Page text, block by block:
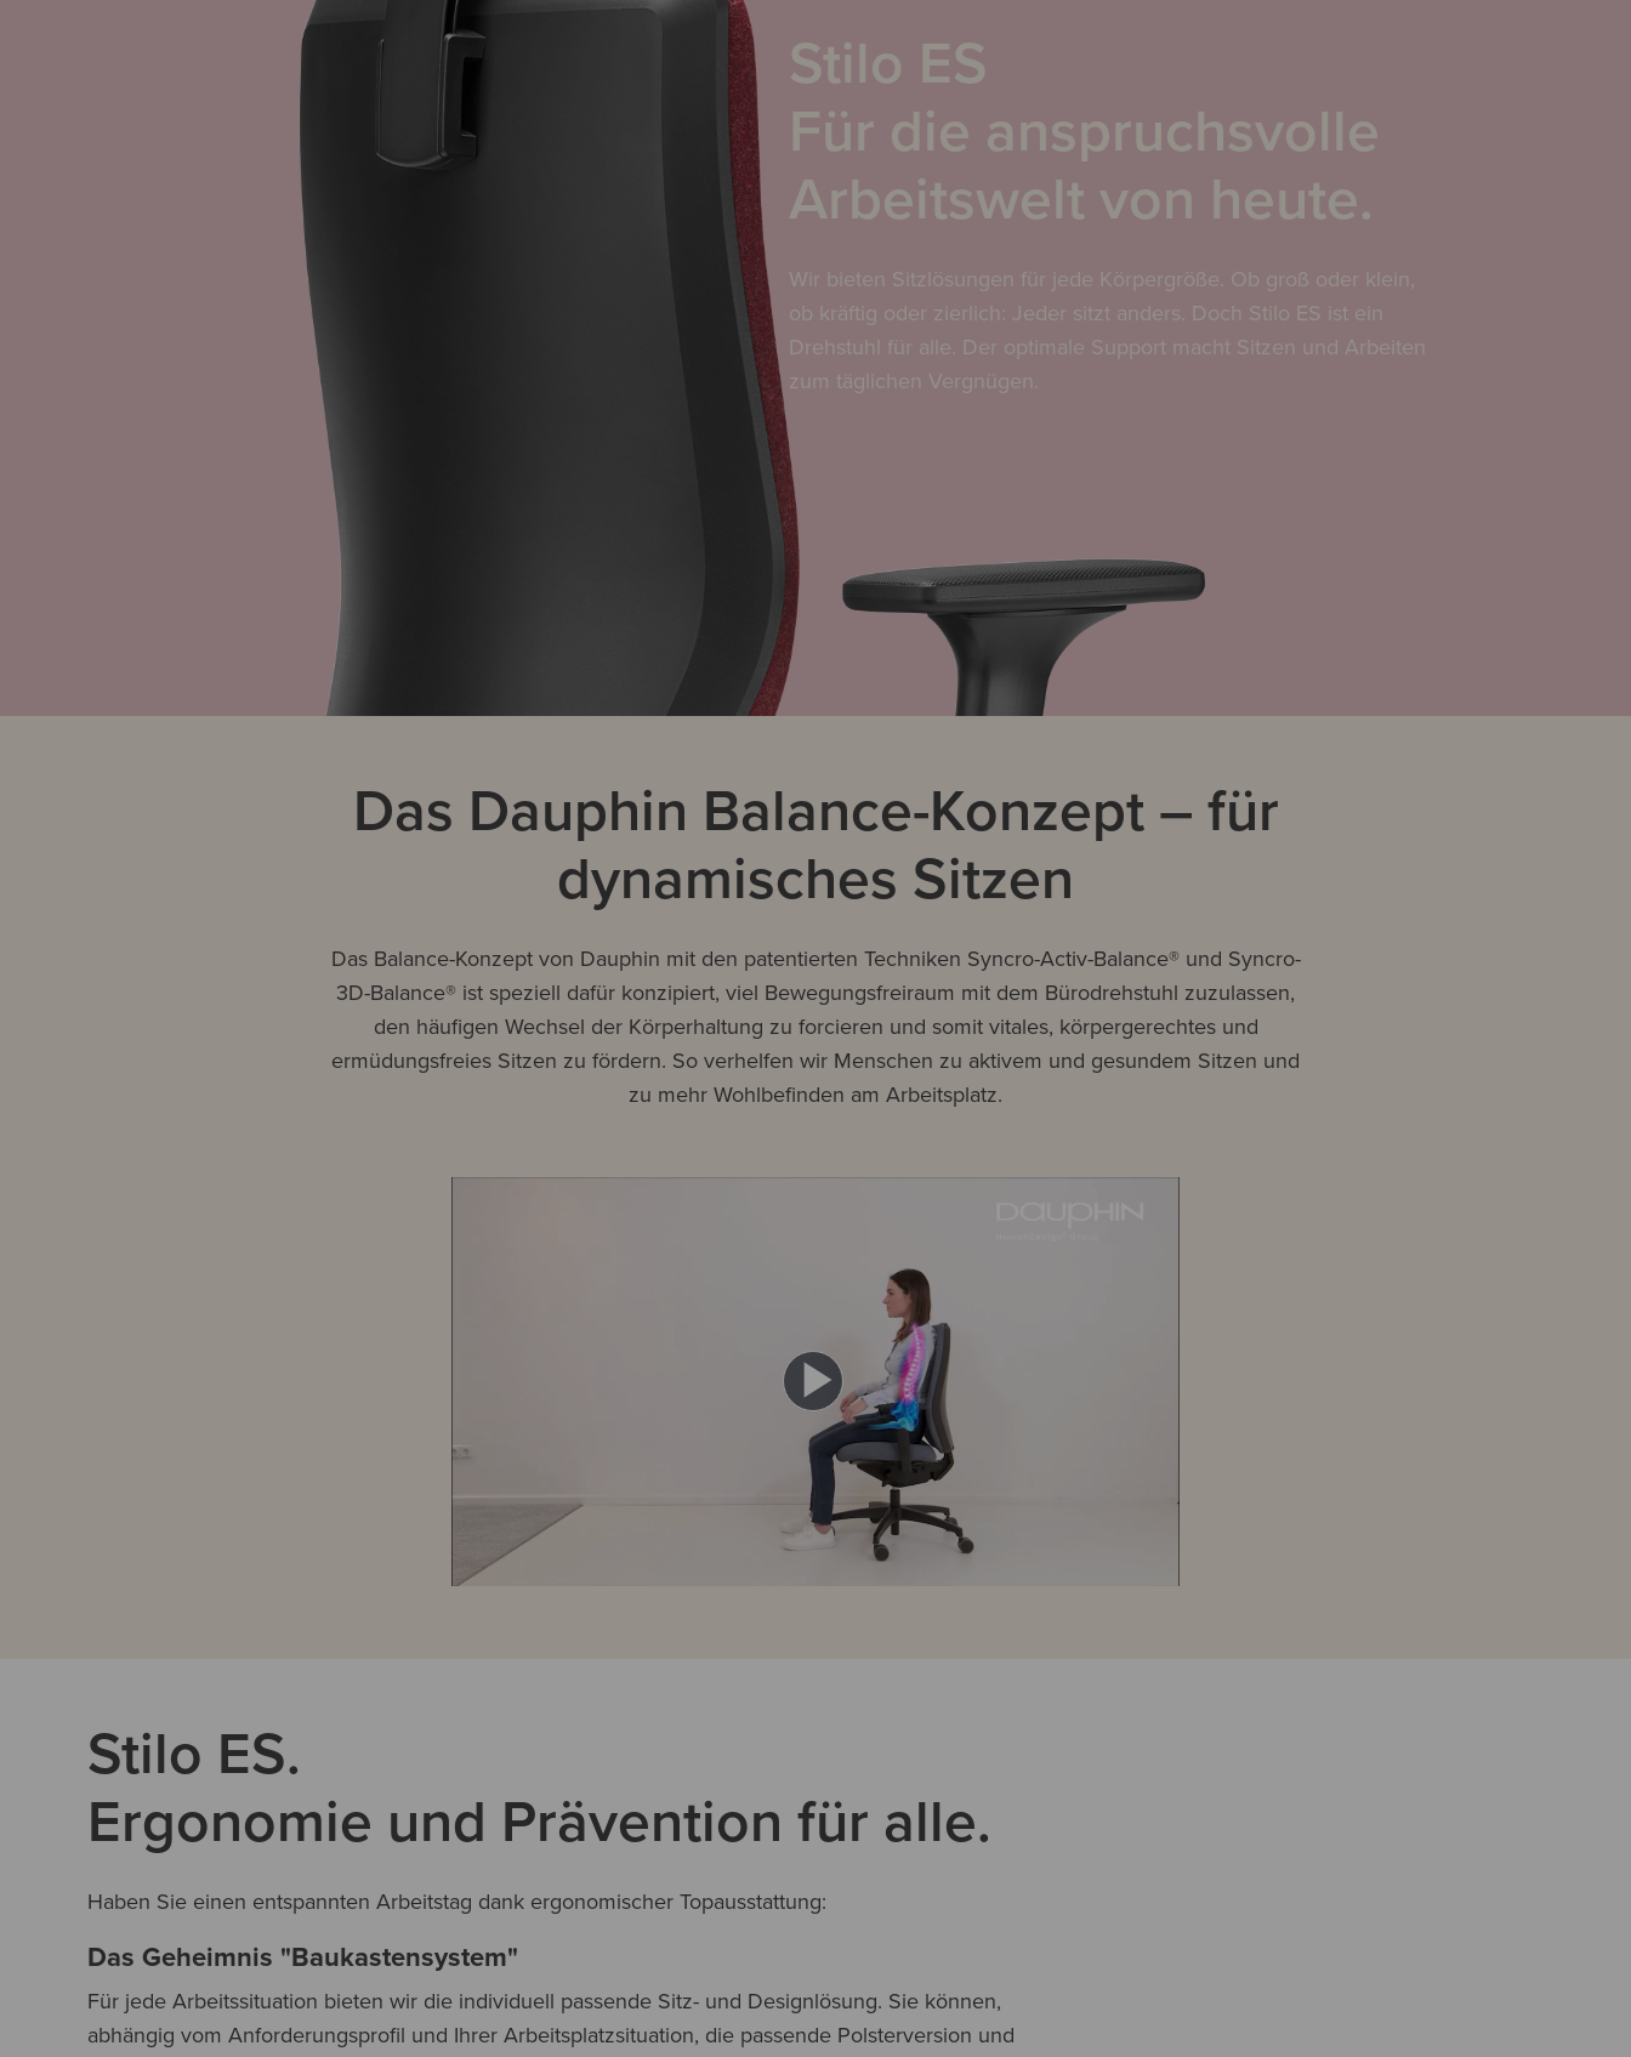
Stilo ES
Für die anspruchsvolle
Arbeitswelt von heute.
Wir bieten Sitzlösungen für jede Körpergröße. Ob groß oder klein,
ob kräftig oder zierlich: Jeder sitzt anders. Doch Stilo ES ist ein
Drehstuhl für alle. Der optimale Support macht Sitzen und Arbeiten
zum täglichen Vergnügen.
Das Dauphin Balance-Konzept – für
dynamisches Sitzen
Das Balance-Konzept von Dauphin mit den patentierten Techniken Syncro-Activ-Balance® und Syncro-
3D-Balance® ist speziell dafür konzipiert, viel Bewegungsfreiraum mit dem Bürodrehstuhl zuzulassen,
den häufigen Wechsel der Körperhaltung zu forcieren und somit vitales, körpergerechtes und
ermüdungsfreies Sitzen zu fördern. So verhelfen wir Menschen zu aktivem und gesundem Sitzen und
zu mehr Wohlbefinden am Arbeitsplatz.
Play
Stilo ES.
Ergonomie und Prävention für alle.
Haben Sie einen entspannten Arbeitstag dank ergonomischer Topausstattung:
Das Geheimnis "Baukastensystem"
Für jede Arbeitssituation bieten wir die individuell passende Sitz- und Designlösung. Sie können,
abhängig vom Anforderungsprofil und Ihrer Arbeitsplatzsituation, die passende Polsterversion und